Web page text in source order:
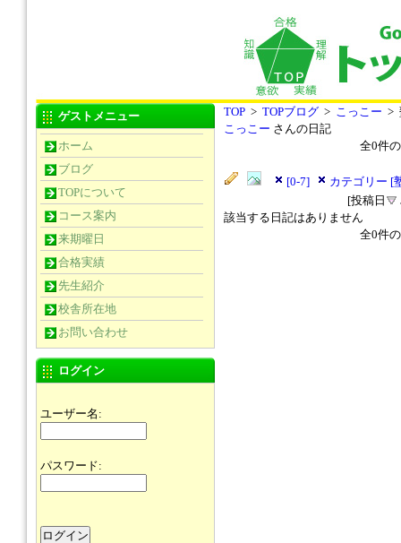
ゲストメニュー
ホーム
ブログ
TOPについて
コース案内
来期曜日
合格実績
先生紹介
校舎所在地
お問い合わせ
ログイン
ユーザー名:
パスワード:
TOP > TOPブログ > こっこー >
こっこー さんの日記
全0件
[0-7]
カテゴリー [
[投稿日
該当する日記はありません
全0件